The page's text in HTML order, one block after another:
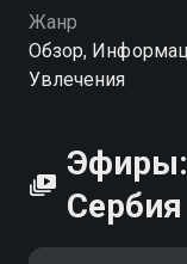
Жанр
Обзор,
Увлечения
Эфиры:
Сербия